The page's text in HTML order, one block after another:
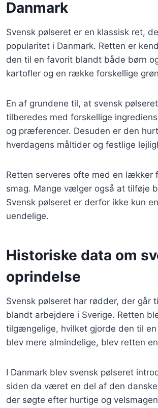
Danmark
Svensk pølseret er en klassisk ret,
popularitet i Danmark. Retten er
den til en favorit blandt både børn
kartofler og en række forskellige
En af grundene til, at svensk
tilberedes med forskellige
og præferencer. Desuden er den
hverdagens måltider og festlige
Retten serveres ofte med en lækker
smag. Mange vælger også at tilføje
Svensk pølseret er derfor ikke kun
uendelige.
Historiske data om
oprindelse
Svensk pølseret har rødder, der
blandt arbejdere i Sverige. Retten
tilgængelige, hvilket gjorde den til
blev mere almindelige, blev retten
I Danmark blev svensk pølseret
siden da været en del af den
der søgte efter hurtige og